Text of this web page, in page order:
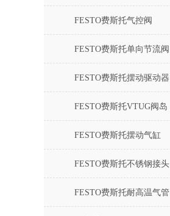
FESTO费斯托气控阀
FESTO费斯托单向节流阀
FESTO费斯托摆动驱动器
FESTO费斯托VTUG阀岛
FESTO费斯托摆动气缸
FESTO费斯托不锈钢接头
FESTO费斯托耐高温气管